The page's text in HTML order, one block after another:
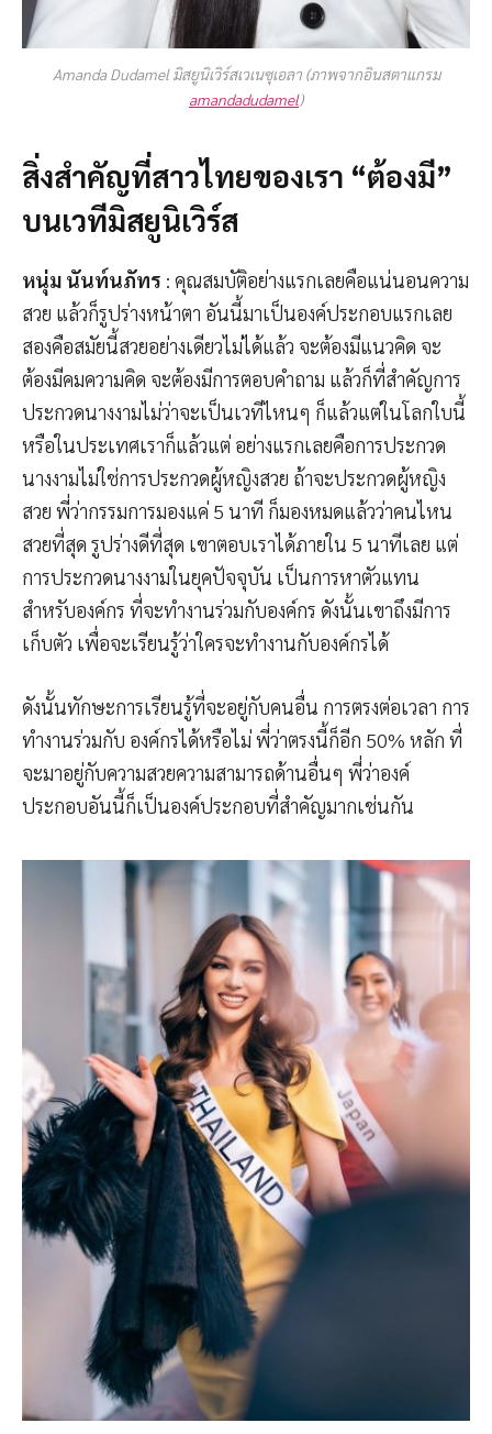
Amanda Dudamel มิสยูนิเวิร์สเวเนซุเอลา (ภาพจากอินสตาแกรม
amandadudamel)
สิ่งสำคัญที่สาวไทยของเรา “ต้องมี”
บนเวทีมิสยูนิเวิร์ส
หนุ่ม นันท์นภัทร : คุณสมบัติอย่างแรกเลยคือแน่นอนความ
สวย แล้วก็รูปร่างหน้าตา อันนี้มาเป็นองค์ประกอบแรกเลย
สองคือสมัยนี้สวยอย่างเดียวไม่ได้แล้ว จะต้องมีแนวคิด จะ
ต้องมีคมความคิด จะต้องมีการตอบคำถาม แล้วก็ที่สำคัญการ
ประกวดนางงามไม่ว่าจะเป็นเวทีไหนๆ ก็แล้วแต่ในโลกใบนี้
หรือในประเทศเราก็แล้วแต่ อย่างแรกเลยคือการประกวด
นางงามไม่ใช่การประกวดผู้หญิงสวย ถ้าจะประกวดผู้หญิง
สวย พี่ว่ากรรมการมองแค่ 5 นาที ก็มองหมดแล้วว่าคนไหน
สวยที่สุด รูปร่างดีที่สุด เขาตอบเราได้ภายใน 5 นาทีเลย แต่
การประกวดนางงามในยุคปัจจุบัน เป็นการหาตัวแทน
สำหรับองค์กร ที่จะทำงานร่วมกับองค์กร ดังนั้นเขาถึงมีการ
เก็บตัว เพื่อจะเรียนรู้ว่าใครจะทำงานกับองค์กรได้
ดังนั้นทักษะการเรียนรู้ที่จะอยู่กับคนอื่น การตรงต่อเวลา การ
ทำงานร่วมกับ องค์กรได้หรือไม่ พี่ว่าตรงนี้ก็อีก 50% หลัก ที่
จะมาอยู่กับความสวยความสามารถด้านอื่นๆ พี่ว่าองค์
ประกอบอันนี้ก็เป็นองค์ประกอบที่สำคัญมากเช่นกัน